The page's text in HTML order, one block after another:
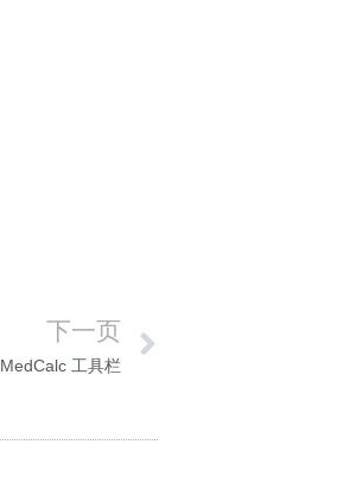
下一页
MedCalc 工具栏